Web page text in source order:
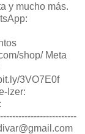
y mucho más.
shop/ Meta
3VO7E0f
Izer: